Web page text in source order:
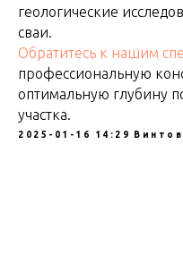
геологические
сваи.
Обратитесь к нашим
профессиональную
оптимальную глубину
участка.
2025-01-16 14:29